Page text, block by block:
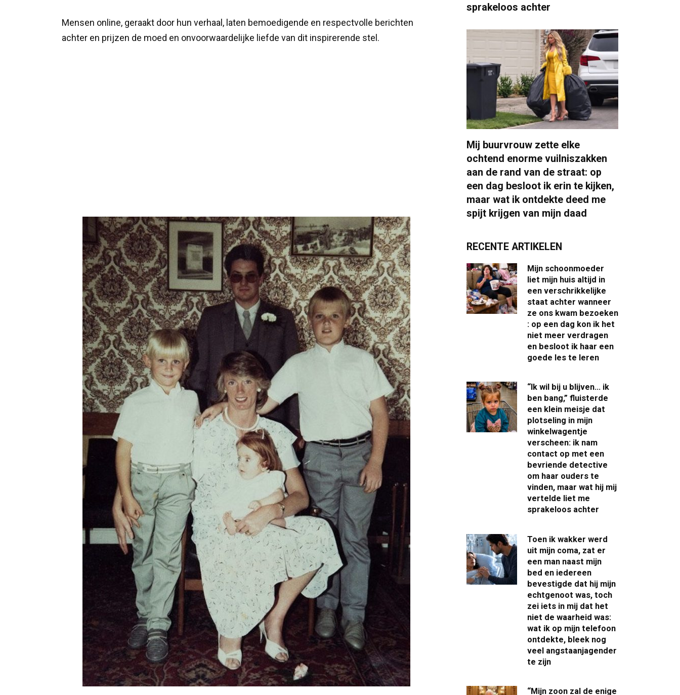
Mensen online, geraakt door hun verhaal, laten bemoedigende en respectvolle berichten
achter en prijzen de moed en onvoorwaardelijke liefde van dit inspirerende stel.
sprakeloos achter
Mij buurvrouw zette elke
ochtend enorme vuilniszakken
aan de rand van de straat: op
een dag besloot ik erin te kijken,
maar wat ik ontdekte deed me
spijt krijgen van mijn daad
RECENTE ARTIKELEN
Mijn schoonmoeder
liet mijn huis altijd in
een verschrikkelijke
staat achter wanneer
ze ons kwam bezoeken
: op een dag kon ik het
niet meer verdragen
en besloot ik haar een
goede les te leren
“Ik wil bij u blijven… ik
ben bang,” fluisterde
een klein meisje dat
plotseling in mijn
winkelwagentje
verscheen: ik nam
contact op met een
bevriende detective
om haar ouders te
vinden, maar wat hij mij
vertelde liet me
sprakeloos achter
Toen ik wakker werd
uit mijn coma, zat er
een man naast mijn
bed en iedereen
bevestigde dat hij mijn
echtgenoot was, toch
zei iets in mij dat het
niet de waarheid was:
wat ik op mijn telefoon
ontdekte, bleek nog
veel angstaanjagender
te zijn
“Mijn zoon zal de enige